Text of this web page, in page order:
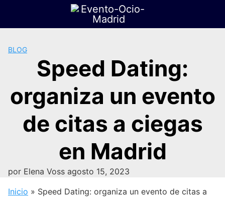
contenido
BLOG
Speed Dating:
organiza un evento
de citas a ciegas
en Madrid
por Elena Voss agosto 15, 2023
Inicio » Speed Dating: organiza un evento de citas a